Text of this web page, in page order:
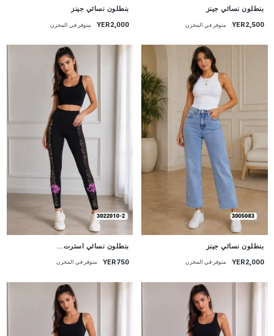
جديد
بنطلون نسائي جينز
YER2,500 متوفر في المخزن
جديد
بنطلون نسائي جينز
YER2,000 متوفر في المخزن
بنطلون نسائي جينز
YER2,000 متوفر في المخزن
بنطلون نسائي استرت...
YER750 متوفر في المخزن